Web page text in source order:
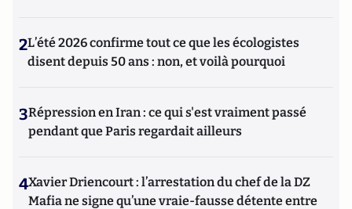
2L’été 2026 confirme tout ce que les écologistes
disent depuis 50 ans : non, et voilà pourquoi
3Répression en Iran : ce qui s'est vraiment passé
pendant que Paris regardait ailleurs
4Xavier Driencourt : l’arrestation du chef de la DZ
Mafia ne signe qu’une vraie-fausse détente entre